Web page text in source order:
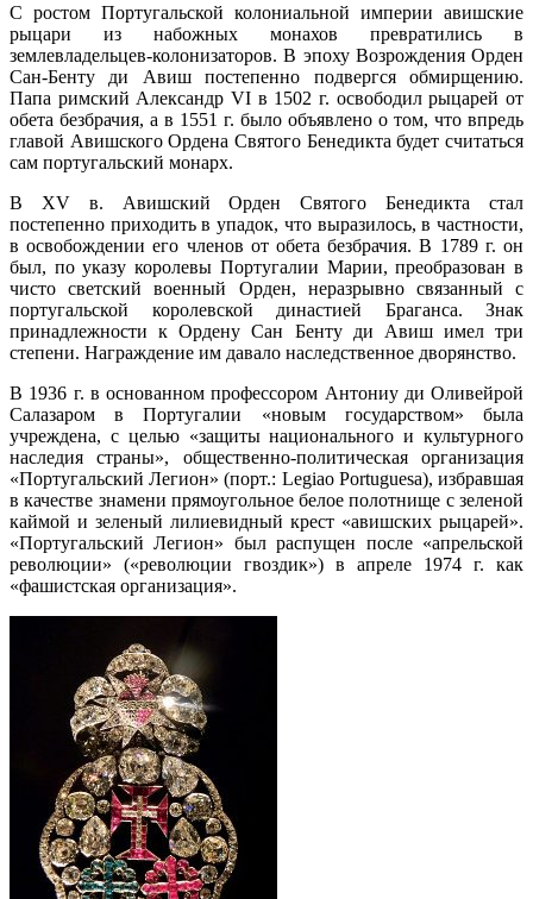
С ростом Португальской колониальной империи авишские
рыцари из набожных монахов превратились в
землевладельцев-колонизаторов. В эпоху Возрождения Орден
Сан-Бенту ди Авиш постепенно подвергся обмирщению.
Папа римский Александр VI в 1502 г. освободил рыцарей от
обета безбрачия, а в 1551 г. было объявлено о том, что впредь
главой Авишского Ордена Святого Бенедикта будет считаться
сам португальский монарх.
В XV в. Авишский Орден Святого Бенедикта стал
постепенно приходить в упадок, что выразилось, в частности,
в освобождении его членов от обета безбрачия. В 1789 г. он
был, по указу королевы Португалии Марии, преобразован в
чисто светский военный Орден, неразрывно связанный с
португальской королевской династией Браганса. Знак
принадлежности к Ордену Сан Бенту ди Авиш имел три
степени. Награждение им давало наследственное дворянство.
В 1936 г. в основанном профессором Антониу ди Оливейрой
Салазаром в Португалии «новым государством» была
учреждена, с целью «защиты национального и культурного
наследия страны», общественно-политическая организация
«Португальский Легион» (порт.: Legiao Portuguesa), избравшая
в качестве знамени прямоугольное белое полотнище с зеленой
каймой и зеленый лилиевидный крест «авишских рыцарей».
«Португальский Легион» был распущен после «апрельской
революции» («революции гвоздик») в апреле 1974 г. как
«фашистская организация».